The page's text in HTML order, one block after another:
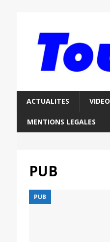
ACTUALITES VIDEO
MENTIONS LEGALES
PUB
PUB